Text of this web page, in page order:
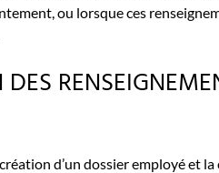
ou lorsque ces
d’un dossier employé et